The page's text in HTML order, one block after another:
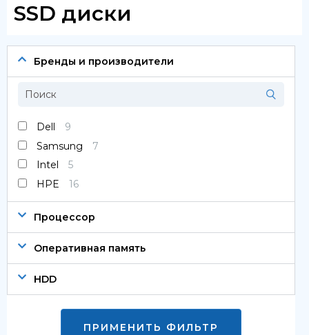
Каталог товаров
Сервера
Системы хранения данных
Серверные комплектующие
Оперативная память
SAS диски
SSD диски
SATA диски
Блоки питания
Коммутаторы
SSD диски
Бренды и производители
Dell
9
Samsung
7
Intel
5
HPE
16
Процессор
Оперативная память
HDD
ПРИМЕНИТЬ ФИЛЬТР